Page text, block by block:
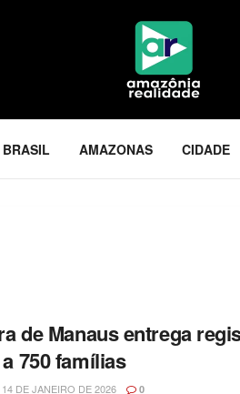
BRASIL AMAZONAS CIDADE
de Manaus entrega
750 famílias
14 DE JANEIRO DE 2026 0